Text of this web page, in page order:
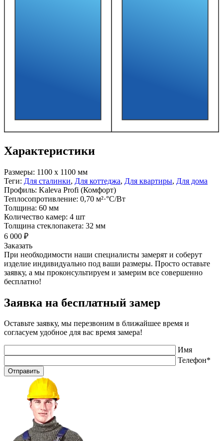
Характеристики
Размеры: 1100 x 1100 мм
Теги: Для сталинки, Для коттеджа, Для квартиры, Для дома
Профиль: Kaleva Profi (Комфорт)
Теплосопротивление: 0,70 м²·°С/Вт
Толщина: 60 мм
Количество камер: 4 шт
Толщина стеклопакета: 32 мм
6 000 ₽
Заказать
При необходимости наши специалисты замерят и соберут
изделие индивидуально под ваши размеры. Просто оставьте
заявку, а мы проконсультируем и замерим все совершенно
бесплатно!
Заявка на бесплатный замер
Оставьте заявку, мы перезвоним в ближайшее время и
согласуем удобное для вас время замера!
Имя
Телефон*